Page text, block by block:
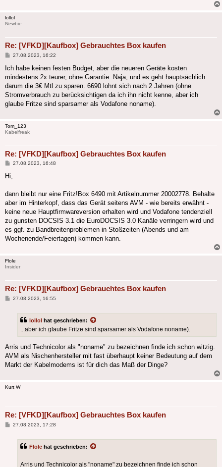
lollol
Newbie
Re: [VFKD][Kaufbox] Gebrauchtes Box kaufen
Beitrag
27.08.2023, 16:22
Ich habe keinen festen Budget, aber die neueren Geräte kosten
mindestens 2x teurer, ohne Garantie. Naja, und es geht hauptsächlich
darum die 3€ Mtl zu sparen. 6690 lohnt sich nach 2 Jahren (ohne
Stromverbrauch zu berücksichtigen da ich ihn nicht kenne, aber ich
glaube Fritze sind sparsamer als Vodafone noname).
Tom_123
Kabelfreak
Re: [VFKD][Kaufbox] Gebrauchtes Box kaufen
Beitrag
27.08.2023, 16:48
Hi,
dann bleibt nur eine Fritz!Box 6490 mit Artikelnummer 20002778. Behalte
aber im Hinterkopf, dass das Gerät seitens AVM - wie bereits erwähnt -
keine neue Hauptfirmwareversion erhalten wird und Vodafone tendenziell
zu gunsten DOCSIS 3.1 die EuroDOCSIS 3.0 Kanäle verringern wird und
es ggf. zu Bandbreitenproblemen in Stoßzeiten (Abends und am
Wochenende/Feiertagen) kommen kann.
Flole
Insider
Re: [VFKD][Kaufbox] Gebrauchtes Box kaufen
Beitrag
27.08.2023, 16:55
lollol hat geschrieben:
...aber ich glaube Fritze sind sparsamer als Vodafone noname).
Arris und Technicolor als "noname" zu bezeichnen finde ich schon witzig.
AVM als Nischenhersteller mit fast überhaupt keiner Bedeutung auf dem
Markt der Kabelmodems ist für dich das Maß der Dinge?
Kurt W
Re: [VFKD][Kaufbox] Gebrauchtes Box kaufen
Beitrag
27.08.2023, 17:28
Flole hat geschrieben:
Arris und Technicolor als "noname" zu bezeichnen finde ich schon